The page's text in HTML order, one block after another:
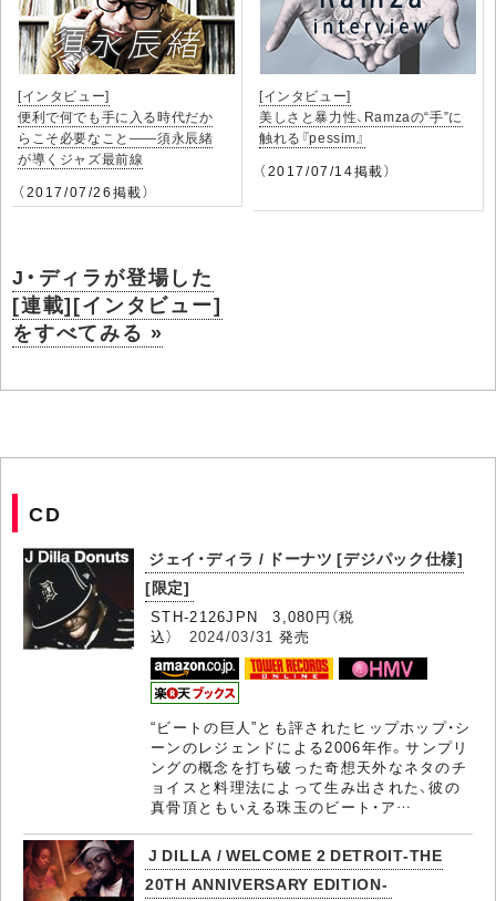
[インタビュー]
便利で何でも手に入る時代だか
らこそ必要なこと――須永辰緒
が導くジャズ最前線
（2017/07/26掲載）
[インタビュー]
美しさと暴力性、Ramzaの“手”に
触れる『pessim』
（2017/07/14掲載）
J・ディラが登場した
[連載][インタビュー]
をすべてみる »
CD
ジェイ・ディラ / ドーナツ [デジパック仕様]
[限定]
STH-2126JPN 3,080円（税
込） 2024/03/31 発売
“ビートの巨人”とも評されたヒップホップ・シ
ーンのレジェンドによる2006年作。サンプリ
ングの概念を打ち破った奇想天外なネタのチ
ョイスと料理法によって生み出された、彼の
真骨頂ともいえる珠玉のビート・ア…
J DILLA / WELCOME 2 DETROIT-THE
20TH ANNIVERSARY EDITION-